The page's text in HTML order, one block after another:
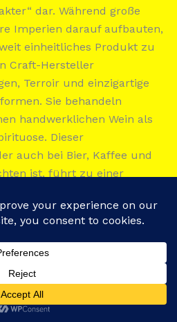
dar. Während große
Imperien darauf aufbauten,
einheitliches Produkt zu
Craft-Hersteller
Terroir und einzigartige
Sie behandeln
handwerklichen Wein als
Dieser
auch bei Bier, Kaffee und
ist, führt zu einer
einem verlässlichen,
Marken) und einem
und oft teureren
lokaler,
und gesammelter oder